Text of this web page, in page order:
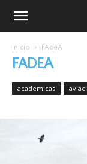
Inicio FAdeA
FADEA
academicas